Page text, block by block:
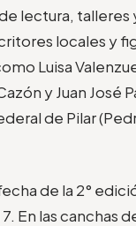
lectura, talleres
locales y
Luisa
y Juan José
de Pilar
de la 2°
En las canchas